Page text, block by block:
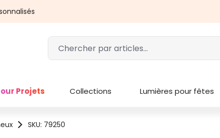
Projets Collections Lumières pour fêtes
SKU: 79250